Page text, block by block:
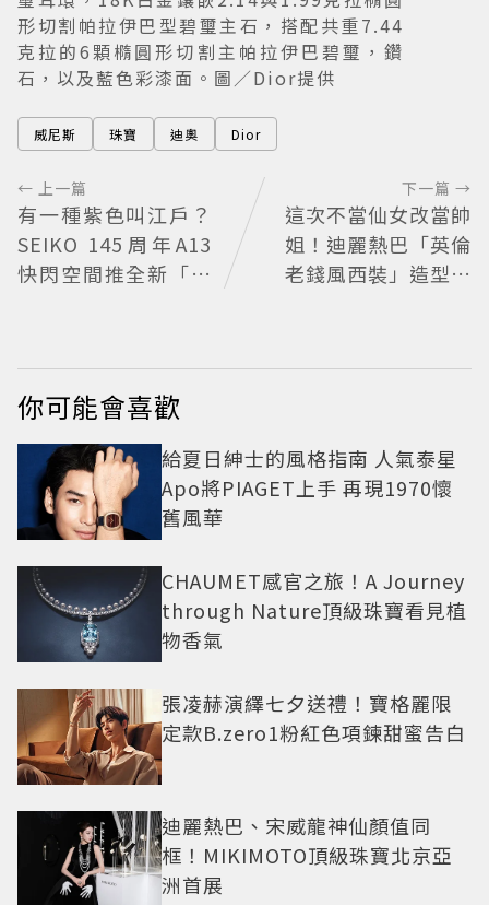
形切割帕拉伊巴型碧璽主石，搭配共重7.44
克拉的6顆橢圓形切割主帕拉伊巴碧璽，鑽
石，以及藍色彩漆面。圖／Dior提供
威尼斯 珠寶 迪奧 Dior
← 上一篇
有一種紫色叫江戶？
SEIKO 145周年A13
快閃空間推全新「江
下一篇 →
這次不當仙女改當帥
姐！迪麗熱巴「英倫
老錢風西裝」造型帥
你可能會喜歡
給夏日紳士的風格指南 人氣泰星
Apo將PIAGET上手 再現1970懷
舊風華
CHAUMET感官之旅！A Journey
through Nature頂級珠寶看見植
物香氣
張凌赫演繹七夕送禮！寶格麗限
定款B.zero1粉紅色項鍊甜蜜告白
迪麗熱巴、宋威龍神仙顏值同
框！MIKIMOTO頂級珠寶北京亞
洲首展